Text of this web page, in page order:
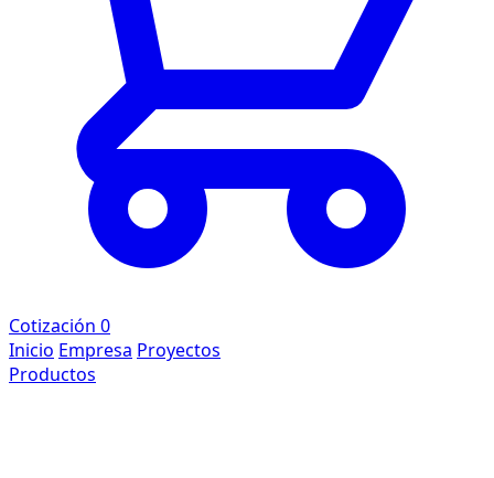
Cotización 0
Inicio Empresa Proyectos
Productos